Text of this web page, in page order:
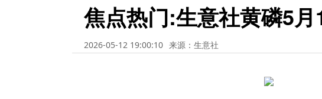
焦点热门:生意社黄磷5
2026-05-12 19:00:10 来源：生意社